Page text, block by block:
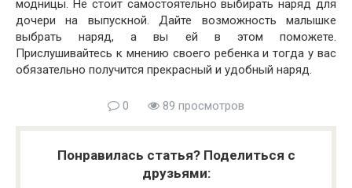
модницы. Не стоит самостоятельно выбирать наряд для
дочери на выпускной. Дайте возможность малышке
выбрать наряд, а вы ей в этом поможете.
Прислушивайтесь к мнению своего ребенка и тогда у вас
обязательно получится прекрасный и удобный наряд.
0 89 просмотров
Понравилась статья? Поделиться с
друзьями: